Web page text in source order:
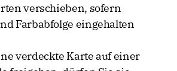
verschieben, sofern
Farbabfolge eingehalten
verdeckte Karte auf einer